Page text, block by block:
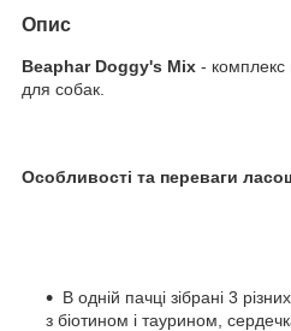
Опис
Beaphar Doggy's Mix - комплекс
для собак.
Особливості та переваги
В одній пачці зібрані 3
з біотином і таурином,